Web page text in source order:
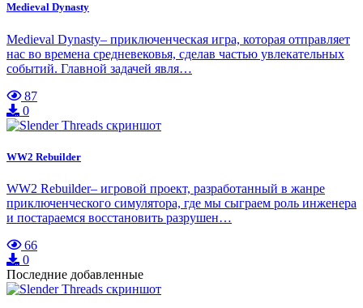
Medieval Dynasty
Medieval Dynasty– приключенческая игра, которая отправляет
нас во времена средневековья, сделав частью увлекательных
событий. Главной задачей явля…
87
0
WW2 Rebuilder
WW2 Rebuilder– игровой проект, разработанный в жанре
приключенческого симулятора, где мы сыграем роль инженера
и постараемся восстановить разрушен…
66
0
Последние добавленные